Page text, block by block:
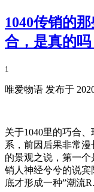
1040传销的
合，是真的吗
1
唯爱物语 发布于
关于1040里的巧合
系，前因后果非常
的景观之说，第一
销人神经兮兮的说宾
底才形成一种”潮流